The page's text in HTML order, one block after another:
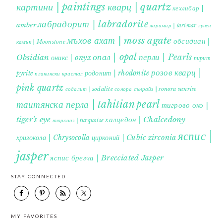
картини | paintings кварц | quartzкехлибар |
amberлабрадорит | labradorite ларимар | larimar лунен
камък | Moonstone мъхов ахат | moss agate обсидиан |
Obsidian оникс | onyxопал | opal перли | Pearls пирит |
pyrite планински кристал родонит | rhodonite розов кварц |
pink quartz содалит | sodalite сонора сънрайз | sonora sunrise
таитянска перла | tahitian pearl тигрово око |
tiger's eye тюркоаз | turquoise халцедон | Chalcedony
хризокола | Chrysocolla цирконий | Cubic zirconia яспис |
jasperяспис брегча | Brecciated Jasper
STAY CONNECTED
MY FAVORITES